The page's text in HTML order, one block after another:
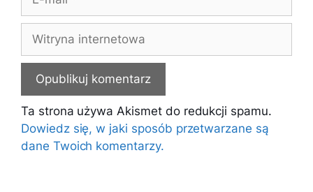
mail
internetowa
Ta strona używa Akismet do redukcji spamu.
Dowiedz się, w jaki sposób przetwarzane są
dane Twoich komentarzy.